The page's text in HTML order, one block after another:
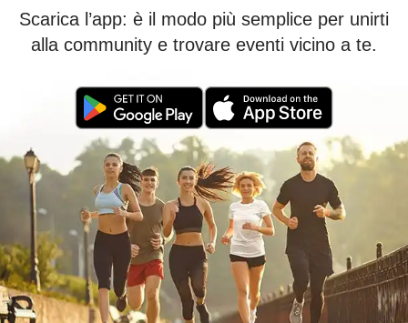
Scarica l’app: è il modo più semplice per unirti
alla community e trovare eventi vicino a te.